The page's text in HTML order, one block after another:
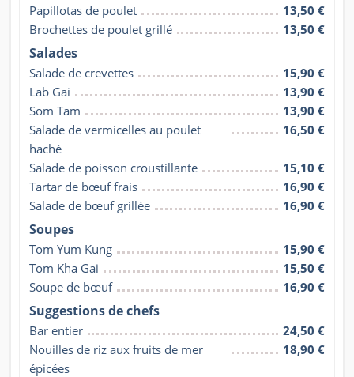
Papillotas de poulet
13,50 €
Brochettes de poulet grillé
13,50 €
Salades
Salade de crevettes
15,90 €
Lab Gai
13,90 €
Som Tam
13,90 €
Salade de vermicelles au poulet
haché
16,50 €
Salade de poisson croustillante
15,10 €
Tartar de bœuf frais
16,90 €
Salade de bœuf grillée
16,90 €
Soupes
Tom Yum Kung
15,90 €
Tom Kha Gai
15,50 €
Soupe de bœuf
16,90 €
Suggestions de chefs
Bar entier
24,50 €
Nouilles de riz aux fruits de mer
épicées
18,90 €